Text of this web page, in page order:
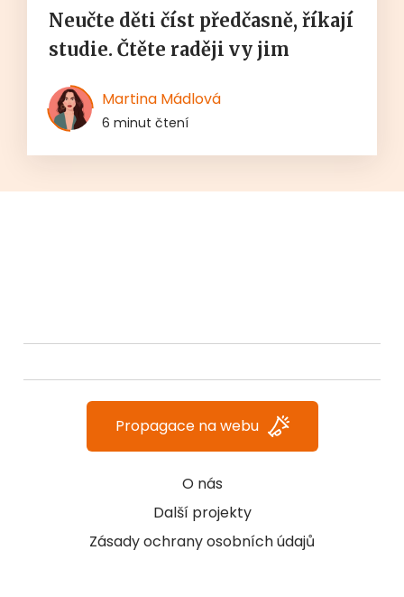
Neučte děti číst předčasně, říkají
studie. Čtěte raději vy jim
Martina Mádlová
6 minut čtení
O nás
Další projekty
Zásady ochrany osobních údajů
Propagace na webu